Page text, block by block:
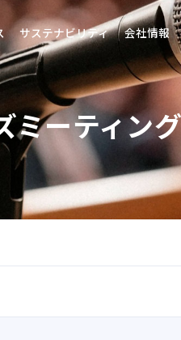
サステナビリティ 会社情報
ミーティン